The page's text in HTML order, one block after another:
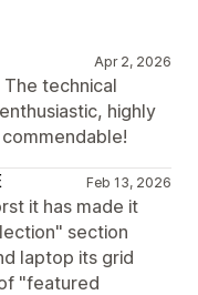
Apr 2, 2026
technical
highly
Feb 13, 2026
it has made it
section
laptop its grid
"featured